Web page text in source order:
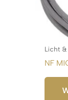
Licht &
NF